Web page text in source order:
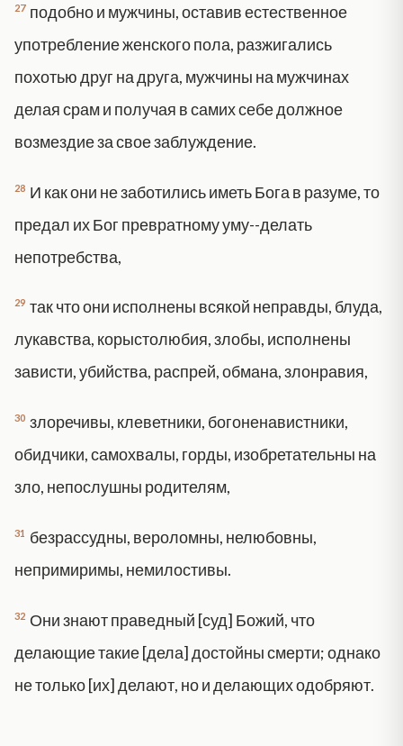
27 подобно и мужчины, оставив естественное
употребление женского пола, разжигались
похотью друг на друга, мужчины на мужчинах
делая срам и получая в самих себе должное
возмездие за свое заблуждение.
28 И как они не заботились иметь Бога в разуме, то
предал их Бог превратному уму--делать
непотребства,
29 так что они исполнены всякой неправды, блуда,
лукавства, корыстолюбия, злобы, исполнены
зависти, убийства, распрей, обмана, злонравия,
30 злоречивы, клеветники, богоненавистники,
обидчики, самохвалы, горды, изобретательны на
зло, непослушны родителям,
31 безрассудны, вероломны, нелюбовны,
непримиримы, немилостивы.
32 Они знают праведный [суд] Божий, что
делающие такие [дела] достойны смерти; однако
не только [их] делают, но и делающих одобряют.